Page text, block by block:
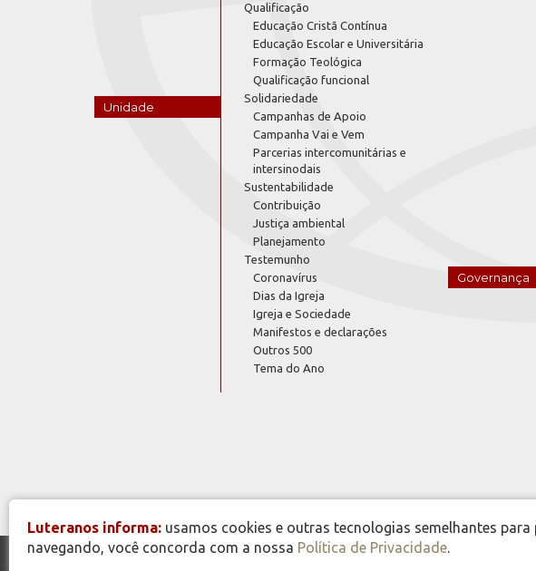
Unidade
Qualificação
Educação Cristã Contínua
Educação Escolar e Universitária
Formação Teológica
Qualificação funcional
Solidariedade
Campanhas de Apoio
Campanha Vai e Vem
Parcerias intercomunitárias e
intersinodais
Sustentabilidade
Contribuição
Justiça ambiental
Planejamento
Testemunho
Coronavírus
Dias da Igreja
Igreja e Sociedade
Manifestos e declarações
Outros 500
Tema do Ano
Governança
Luteranos informa: usamos cookies e outras tecnologias semelhantes
navegando, você concorda com a nossa Política de Privacidade.